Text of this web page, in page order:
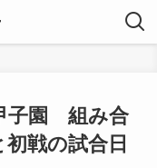
子園 組み合
戦の試合日